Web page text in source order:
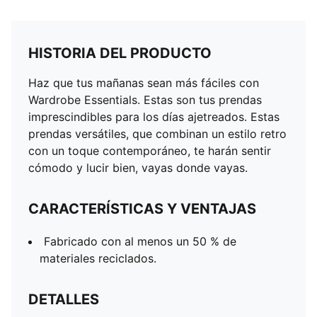
HISTORIA DEL PRODUCTO
Haz que tus mañanas sean más fáciles con
Wardrobe Essentials. Estas son tus prendas
imprescindibles para los días ajetreados. Estas
prendas versátiles, que combinan un estilo retro
con un toque contemporáneo, te harán sentir
cómodo y lucir bien, vayas donde vayas.
CARACTERÍSTICAS Y VENTAJAS
Fabricado con al menos un 50 % de
materiales reciclados.
DETALLES